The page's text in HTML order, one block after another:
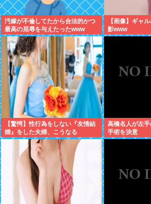
汚嫁が不倫してたから合法的かつ
最高の屈辱を与えたったwww
【画像】ギャ
影www
【驚愕】性行為をしない『友情結
婚』をした夫婦、こうなる
⇒･･･！！！
高橋名人が左
手術を決意